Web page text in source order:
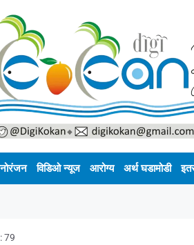
विडिओ न्यूज आरोग्य अर्थ घडामोडी
79